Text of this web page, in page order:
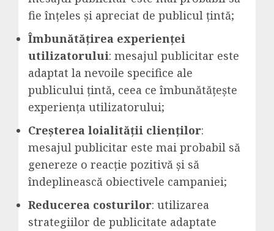
fie înțeles și apreciat de publicul țintă;
Îmbunătățirea experienței
utilizatorului: mesajul publicitar este
adaptat la nevoile specifice ale
publicului țintă, ceea ce îmbunătățește
experiența utilizatorului;
Creșterea loialității clienților:
mesajul publicitar este mai probabil să
genereze o reacție pozitivă și să
îndeplinească obiectivele campaniei;
Reducerea costurilor: utilizarea
strategiilor de publicitate adaptate